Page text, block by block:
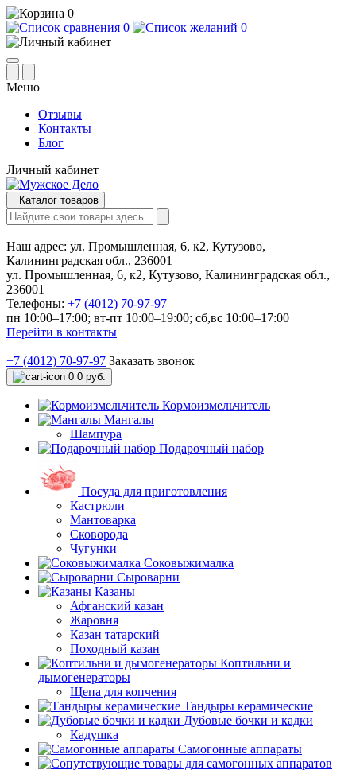
0
0
0
Меню
Отзывы
Контакты
Блог
Личный кабинет
Каталог товаров
Наш адрес: ул. Промышленная, 6, к2, Кутузово,
Калининградская обл., 236001
ул. Промышленная, 6, к2, Кутузово, Калининградская обл.,
236001
Телефоны: +7 (4012) 70-97-97
пн 10:00–17:00; вт-пт 10:00–19:00; сб,вс 10:00–17:00
Перейти в контакты
+7 (4012) 70-97-97 Заказать звонок
0 0 руб.
Кормоизмельчитель
Мангалы
Шампура
Подарочный набор
Посуда для приготовления
Кастрюли
Мантоварка
Сковорода
Чугунки
Соковыжималка
Сыроварни
Казаны
Афганский казан
Жаровня
Казан татарский
Походный казан
Коптильни и
дымогенераторы
Щепа для копчения
Тандыры керамические
Дубовые бочки и кадки
Кадушка
Самогонные аппараты